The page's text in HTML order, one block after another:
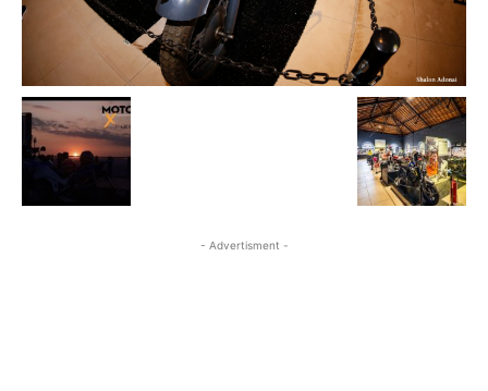
- Advertisment -